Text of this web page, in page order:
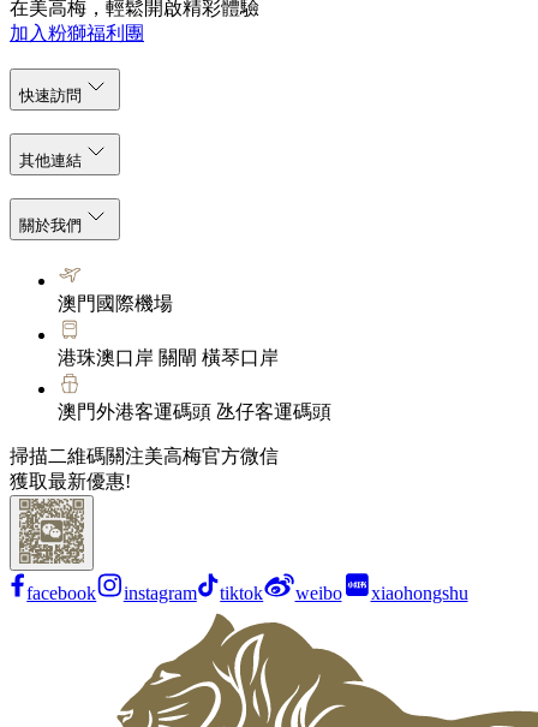
在美高梅，輕鬆開啟精彩體驗
加入粉獅福利團
快速訪問
其他連結
關於我們
澳門國際機場
港珠澳口岸 關閘 橫琴口岸
澳門外港客運碼頭 氹仔客運碼頭
掃描二維碼關注美高梅官方微信
獲取最新優惠!
facebook instagram tiktok weibo xiaohongshu